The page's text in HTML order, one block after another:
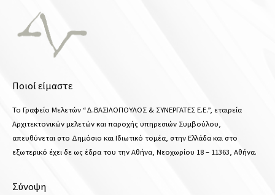
Ποιοί είμαστε
Το Γραφείο Μελετών “Δ.ΒΑΣΙΛΟΠΟΥΛΟΣ & ΣΥΝΕΡΓΑΤΕΣ Ε.Ε.”, εταιρεία
Αρχιτεκτονικών μελετών και παροχής υπηρεσιών Συμβούλου,
απευθύνεται στο Δημόσιο και Ιδιωτικό τομέα, στην Ελλάδα και στο
εξωτερικό έχει δε ως έδρα του την Αθήνα, Νεοχωρίου 18 – 11363, Αθήνα.
Σύνοψη